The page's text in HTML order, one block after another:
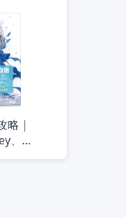
略｜
、
、